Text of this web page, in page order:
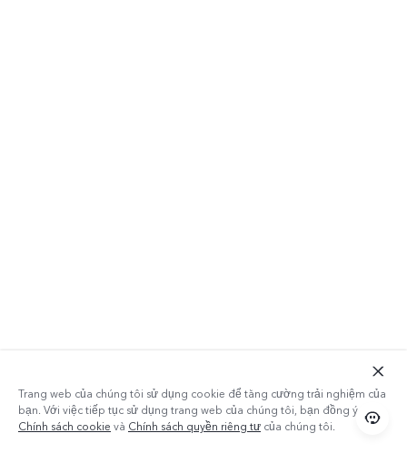
Trang web của chúng tôi sử dụng cookie để tăng cường trải nghiệm của
bạn. Với việc tiếp tục sử dụng trang web của chúng tôi, bạn đồng ý với
Chính sách cookie và Chính sách quyền riêng tư của chúng tôi.